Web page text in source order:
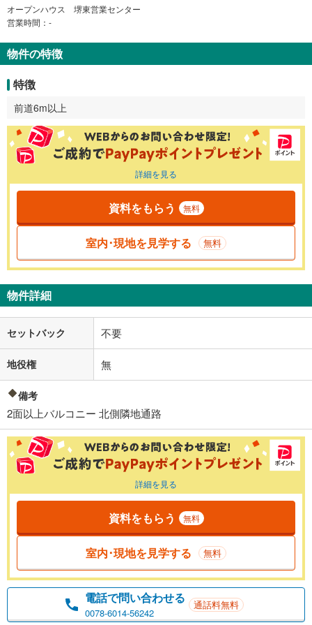
オープンハウス 堺東営業センター
営業時間：-
物件の特徴
特徴
前道6m以上
詳細を見る
資料をもらう 無料
室内･現地を見学する 無料
物件詳細
セットバック 不要
地役権 無
備考
2面以上バルコニー 北側隣地通路
詳細を見る
資料をもらう 無料
室内･現地を見学する 無料
電話で問い合わせる
0078-6014-56242
通話料無料